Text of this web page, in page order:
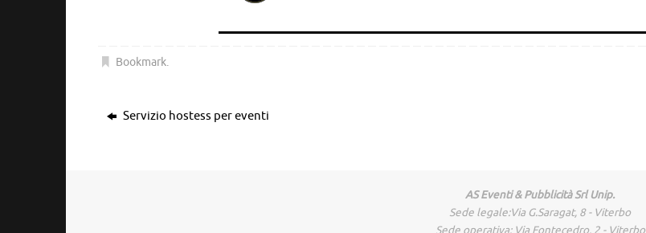
Bookmark.
Servizio hostess per eventi
AS Eventi & Pubblicità Srl Unip.
Sede legale:Via G.Saragat, 8 - Viterbo
Sede operativa: Via Fontecedro, 2 - Viterbo